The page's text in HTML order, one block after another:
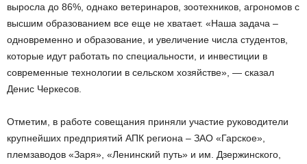
выросла до 86%, однако ветеринаров, зоотехников, агрономов с
высшим образованием все еще не хватает. «Наша задача –
одновременно и образование, и увеличение числа студентов,
которые идут работать по специальности, и инвестиции в
современные технологии в сельском хозяйстве», — сказал
Денис Черкесов.
Отметим, в работе совещания приняли участие руководители
крупнейших предприятий АПК региона – ЗАО «Гарское»,
племзаводов «Заря», «Ленинский путь» и им. Дзержинского,